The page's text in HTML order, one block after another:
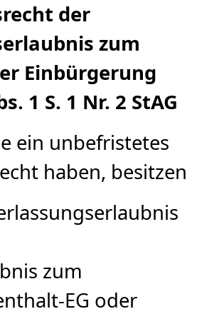
der
zum
Einbürgerung
1 S. 1 Nr. 2 StAG
ein unbefristetes
haben, besitzen
zum
EG oder